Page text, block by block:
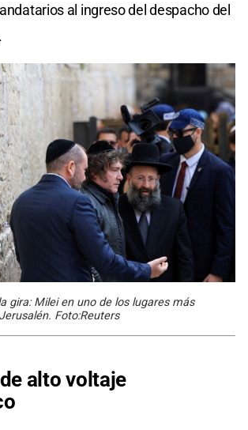
al ingreso del despacho del
gira: Milei en uno de los lugares más
Foto:Reuters
alto voltaje